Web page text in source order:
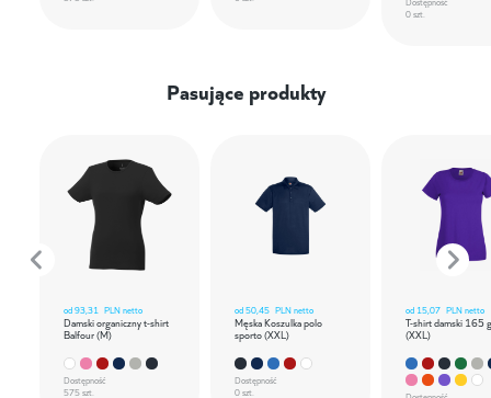
0 szt.
Pasujące produkty
od93,31 PLN netto
Damski organiczny t-shirt
Balfour (M)
Dostępność
575 szt.
od50,45 PLN netto
Męska Koszulka polo
sporto (XXL)
Dostępność
0 szt.
od 15,07 PLN netto
T-shirt damski 165
(XXL)